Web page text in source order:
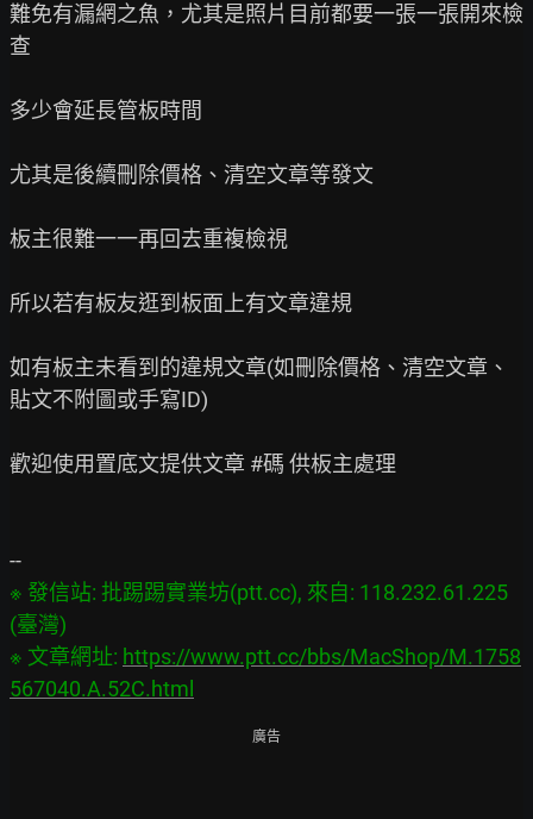
難免有漏網之魚，尤其是照片目前都要一張一張開來檢
查
多少會延長管板時間
尤其是後續刪除價格、清空文章等發文
板主很難一一再回去重複檢視
所以若有板友逛到板面上有文章違規
如有板主未看到的違規文章(如刪除價格、清空文章、
貼文不附圖或手寫ID)
歡迎使用置底文提供文章 #碼 供板主處理
※ 發信站: 批踢踢實業坊(ptt.cc), 來自: 118.232.61.225
(臺灣)
※ 文章網址: https://www.ptt.cc/bbs/MacShop/M.1758
567040.A.52C.html
廣告